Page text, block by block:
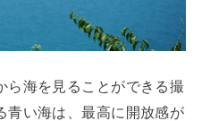
ら海を見ることができる撮
青い海は、最高に開放感が